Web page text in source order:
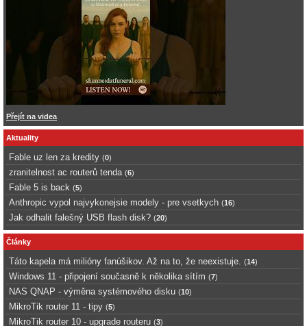
Přejít na videa
Aktuality
Fable uz len za kredity (0)
zranitelnost ac routerů tenda (6)
Fable 5 is back (5)
Anthropic vypol najvykonejsie modely - pre vsetkych (16)
Jak odhalit falešný USB flash disk? (20)
Články
Táto kapela má milióny fanúšikov. Až na to, že neexistuje. (14)
Windows 11 - připojení současně k několika sítím (7)
NAS QNAP - výměna systémového disku (10)
MikroTik router 11 - tipy (5)
MikroTik router 10 - upgrade routeru (3)